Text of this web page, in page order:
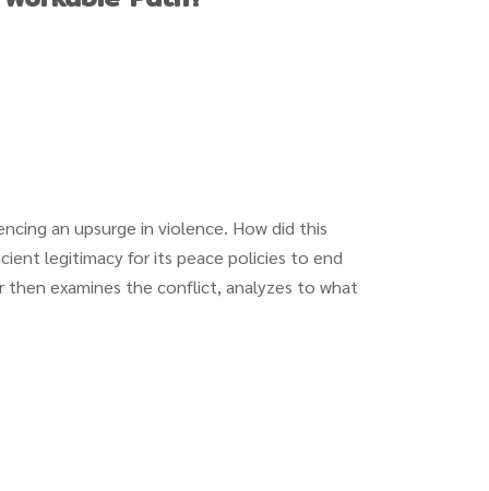
an upsurge in violence. How did this
legitimacy for its peace policies to end
then examines the conflict, analyzes to what